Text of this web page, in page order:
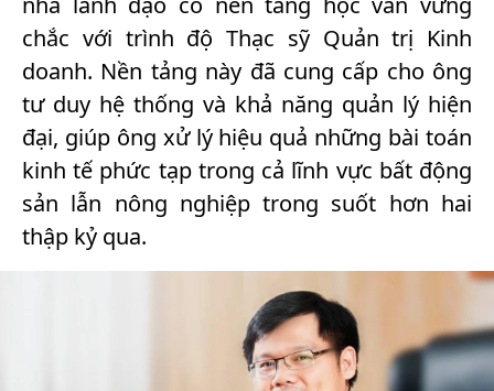
chắc với trình độ Thạc sỹ Quản trị Kinh
doanh. Nền tảng này đã cung cấp cho ông
tư duy hệ thống và khả năng quản lý hiện
đại, giúp ông xử lý hiệu quả những bài toán
kinh tế phức tạp trong cả lĩnh vực bất động
sản lẫn nông nghiệp trong suốt hơn hai
thập kỷ qua.